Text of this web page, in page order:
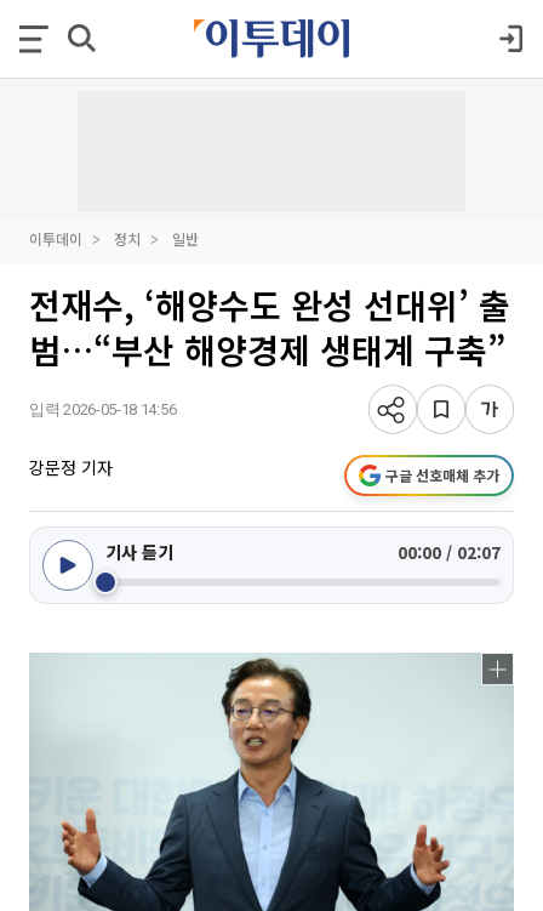
이투데이 정치 일반
전재수, ‘해양수도 완성 선대위’ 출
범…“부산 해양경제 생태계 구축”
입력 2026-05-18 14:56
강문정 기자 구글 선호매체 추가
기사 듣기 00:00 / 02:07